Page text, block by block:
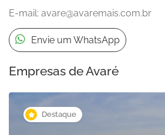
E-mail: avare@avaremais.com.br
Envie um WhatsApp
Empresas de Avaré
Destaque